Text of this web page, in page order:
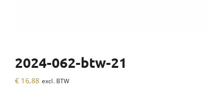
2024-062-btw-21
€ 16,88 excl. BTW